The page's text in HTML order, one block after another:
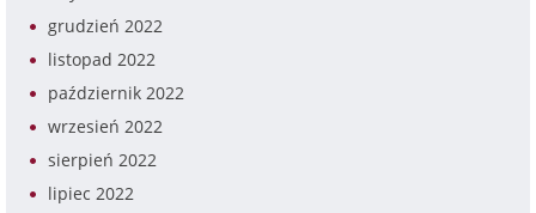
grudzień 2022
listopad 2022
październik 2022
wrzesień 2022
sierpień 2022
lipiec 2022